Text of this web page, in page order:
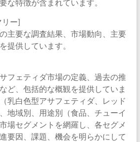
な特徴が含まれています。
リー]
主要な調査結果、市場動向、主要
提供しています。
フェティダ市場の定義、過去の推
ど、包括的な概観を提供していま
乳白色型アサフェティダ、レッド
地域別、用途別（食品、チューイ
場セグメントを網羅し、各セグメ
要因、課題、機会を明らかにして